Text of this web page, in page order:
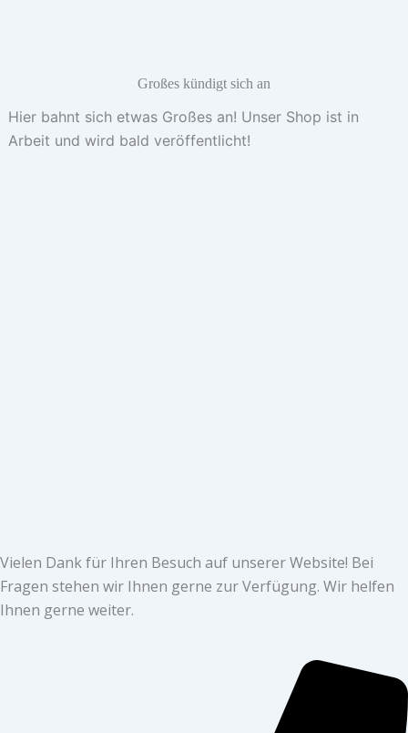
Großes kündigt sich an
Hier bahnt sich etwas Großes an! Unser Shop ist in
Arbeit und wird bald veröffentlicht!
Vielen Dank für Ihren Besuch auf unserer Website! Bei
Fragen stehen wir Ihnen gerne zur Verfügung. Wir helfen
Ihnen gerne weiter.